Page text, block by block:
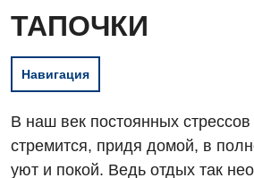
ТАПОЧКИ
Навигация
В наш век постоянных
стремится, придя домой, в
уют и покой. Ведь отдых так